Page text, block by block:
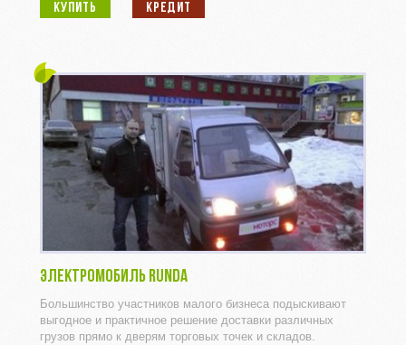
КУПИТЬ КРЕДИТ
ЭЛЕКТРОМОБИЛЬ RUNDA
Большинство участников малого бизнеса подыскивают
выгодное и практичное решение доставки различных
грузов прямо к дверям торговых точек и складов.